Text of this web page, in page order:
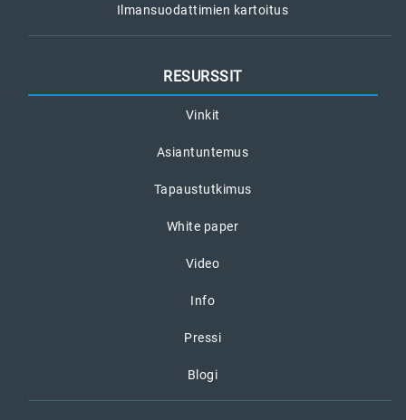
Ilmansuodattimien kartoitus
RESURSSIT
Vinkit
Asiantuntemus
Tapaustutkimus
White paper
Video
Info
Pressi
Blogi